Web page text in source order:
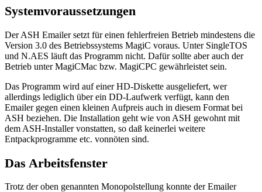
Systemvoraussetzungen
Der ASH Emailer setzt für einen fehlerfreien Betrieb mindestens die
Version 3.0 des Betriebssystems MagiC voraus. Unter SingleTOS
und N.AES läuft das Programm nicht. Dafür sollte aber auch der
Betrieb unter MagiCMac bzw. MagiCPC gewährleistet sein.
Das Programm wird auf einer HD-Diskette ausgeliefert, wer
allerdings lediglich über ein DD-Laufwerk verfügt, kann den
Emailer gegen einen kleinen Aufpreis auch in diesem Format bei
ASH beziehen. Die Installation geht wie von ASH gewohnt mit
dem ASH-Installer vonstatten, so daß keinerlei weitere
Entpackprogramme etc. vonnöten sind.
Das Arbeitsfenster
Trotz der oben genannten Monopolstellung konnte der Emailer